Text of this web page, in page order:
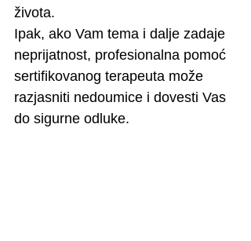
života.
Ipak, ako Vam tema i dalje zadaje
neprijatnost, profesionalna pomoć
sertifikovanog terapeuta može
razjasniti nedoumice i dovesti Vas
do sigurne odluke.